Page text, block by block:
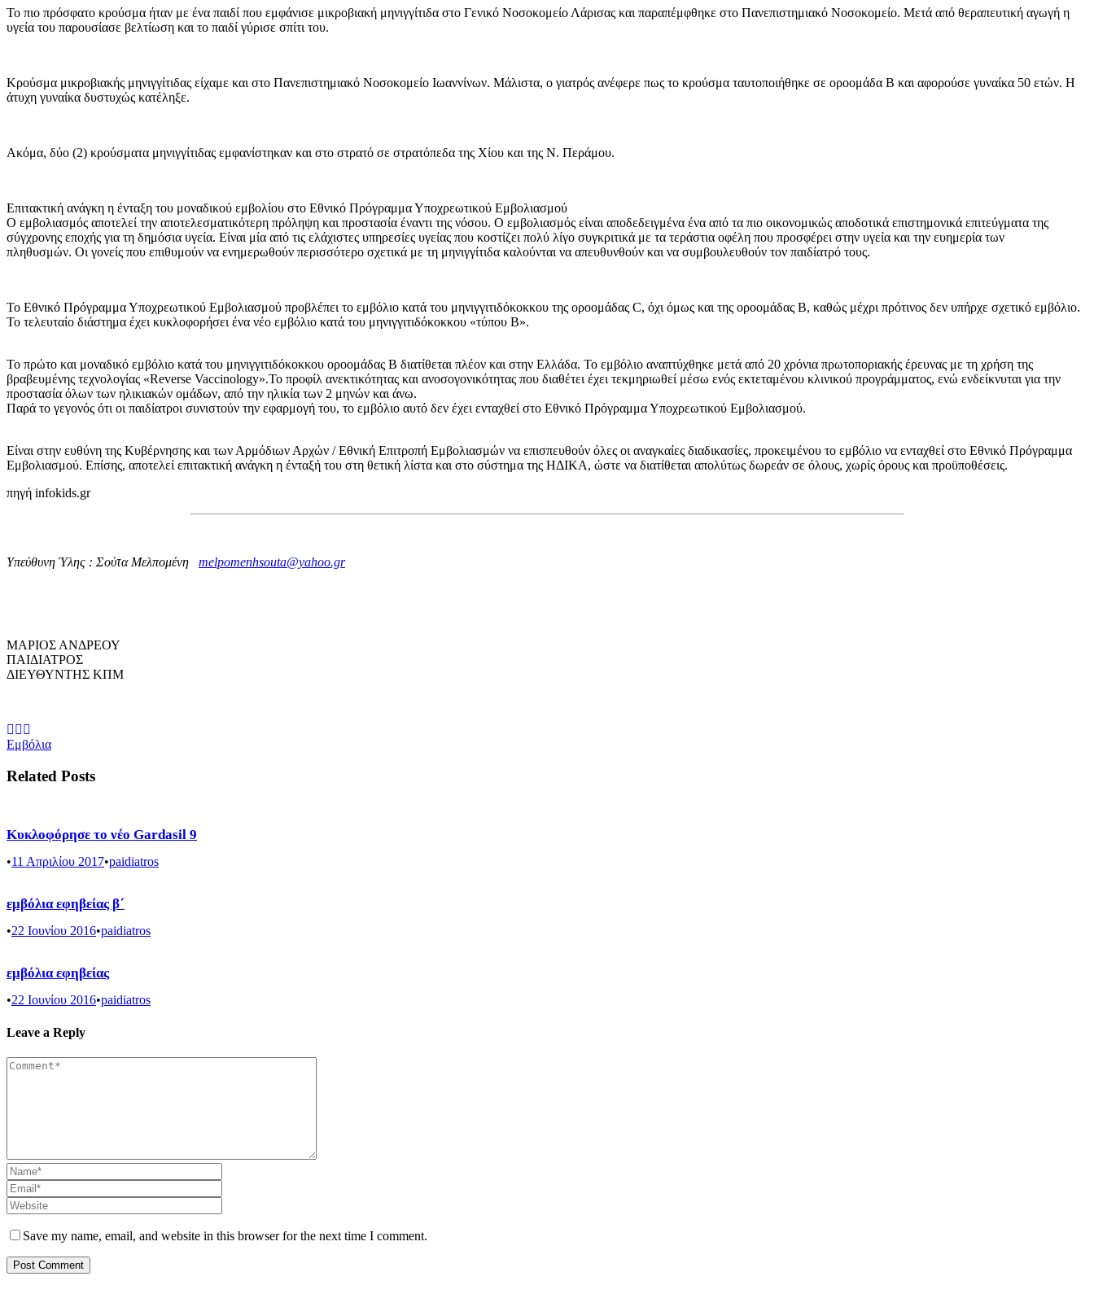
Το πιο πρόσφατο κρούσμα ήταν με ένα παιδί που εμφάνισε μικροβιακή μηνιγγίτιδα στο Γενικό Νοσοκομείο Λάρισας και παραπέμφθηκε στο Πανεπιστημιακό Νοσοκομείο. Μετά από θεραπευτική αγωγή η
υγεία του παρουσίασε βελτίωση και το παιδί γύρισε σπίτι του.
Κρούσμα μικροβιακής μηνιγγίτιδας είχαμε και στο Πανεπιστημιακό Νοσοκομείο Ιωαννίνων. Μάλιστα, ο γιατρός ανέφερε πως το κρούσμα ταυτοποιήθηκε σε οροομάδα B και αφορούσε γυναίκα 50 ετών. Η
άτυχη γυναίκα δυστυχώς κατέληξε.
Ακόμα, δύο (2) κρούσματα μηνιγγίτιδας εμφανίστηκαν και στο στρατό σε στρατόπεδα της Χίου και της Ν. Περάμου.
Επιτακτική ανάγκη η ένταξη του μοναδικού εμβολίου στο Εθνικό Πρόγραμμα Υποχρεωτικού Εμβολιασμού
Ο εμβολιασμός αποτελεί την αποτελεσματικότερη πρόληψη και προστασία έναντι της νόσου. Ο εμβολιασμός είναι αποδεδειγμένα ένα από τα πιο οικονομικώς αποδοτικά επιστημονικά επιτεύγματα της
σύγχρονης εποχής για τη δημόσια υγεία. Είναι μία από τις ελάχιστες υπηρεσίες υγείας που κοστίζει πολύ λίγο συγκριτικά με τα τεράστια οφέλη που προσφέρει στην υγεία και την ευημερία των
πληθυσμών. Οι γονείς που επιθυμούν να ενημερωθούν περισσότερο σχετικά με τη μηνιγγίτιδα καλούνται να απευθυνθούν και να συμβουλευθούν τον παιδίατρό τους.
Το Εθνικό Πρόγραμμα Υποχρεωτικού Εμβολιασμού προβλέπει το εμβόλιο κατά του μηνιγγιτιδόκοκκου της οροομάδας C, όχι όμως και της οροομάδας Β, καθώς μέχρι πρότινος δεν υπήρχε σχετικό εμβόλιο.
Το τελευταίο διάστημα έχει κυκλοφορήσει ένα νέο εμβόλιο κατά του μηνιγγιτιδόκοκκου «τύπου Β».
Το πρώτο και μοναδικό εμβόλιο κατά του μηνιγγιτιδόκοκκου οροομάδας Β διατίθεται πλέον και στην Ελλάδα. Το εμβόλιο αναπτύχθηκε μετά από 20 χρόνια πρωτοποριακής έρευνας με τη χρήση της
βραβευμένης τεχνολογίας «Reverse Vaccinology».Το προφίλ ανεκτικότητας και ανοσογονικότητας που διαθέτει έχει τεκμηριωθεί μέσω ενός εκτεταμένου κλινικού προγράμματος, ενώ ενδείκνυται για την
προστασία όλων των ηλικιακών ομάδων, από την ηλικία των 2 μηνών και άνω.
Παρά το γεγονός ότι οι παιδίατροι συνιστούν την εφαρμογή του, το εμβόλιο αυτό δεν έχει ενταχθεί στο Εθνικό Πρόγραμμα Υποχρεωτικού Εμβολιασμού.
Είναι στην ευθύνη της Κυβέρνησης και των Αρμόδιων Αρχών / Εθνική Επιτροπή Εμβολιασμών να επισπευθούν όλες οι αναγκαίες διαδικασίες, προκειμένου το εμβόλιο να ενταχθεί στο Εθνικό Πρόγραμμα
Εμβολιασμού. Επίσης, αποτελεί επιτακτική ανάγκη η ένταξή του στη θετική λίστα και στο σύστημα της ΗΔΙΚΑ, ώστε να διατίθεται απολύτως δωρεάν σε όλους, χωρίς όρους και προϋποθέσεις.
πηγή infokids.gr
Υπεύθυνη Ύλης : Σούτα Μελπομένη melpomenhsouta@yahoo.gr
ΜΑΡΙΟΣ ΑΝΔΡΕΟΥ
ΠΑΙΔΙΑΤΡΟΣ
ΔΙΕΥΘΥΝΤΗΣ ΚΠΜ
Εμβόλια
Related Posts
Κυκλοφόρησε το νέο Gardasil 9
•11 Απριλίου 2017•paidiatros
εμβόλια εφηβείας β΄
•22 Ιουνίου 2016•paidiatros
εμβόλια εφηβείας
•22 Ιουνίου 2016•paidiatros
Leave a Reply
Save my name, email, and website in this browser for the next time I comment.